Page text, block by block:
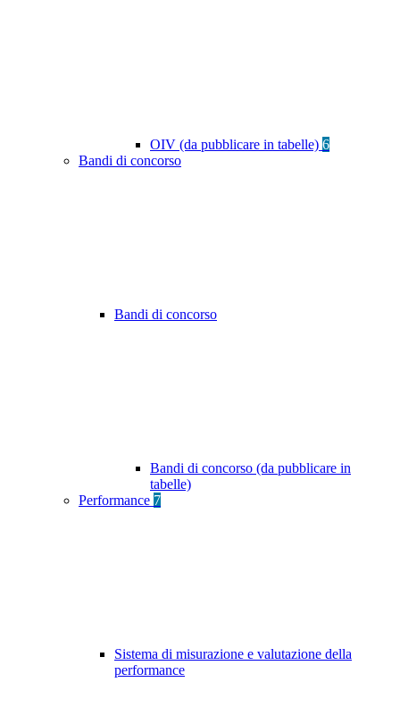
OIV (da pubblicare in tabelle) 6
Bandi di concorso
Bandi di concorso
Bandi di concorso (da pubblicare in
tabelle)
Performance 7
Sistema di misurazione e valutazione della
performance